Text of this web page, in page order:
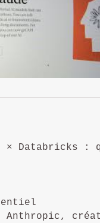
× Databricks :